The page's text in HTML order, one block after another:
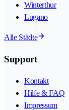
Winterthur
Lugano
Alle Städte
Support
Kontakt
Hilfe & FAQ
Impressum